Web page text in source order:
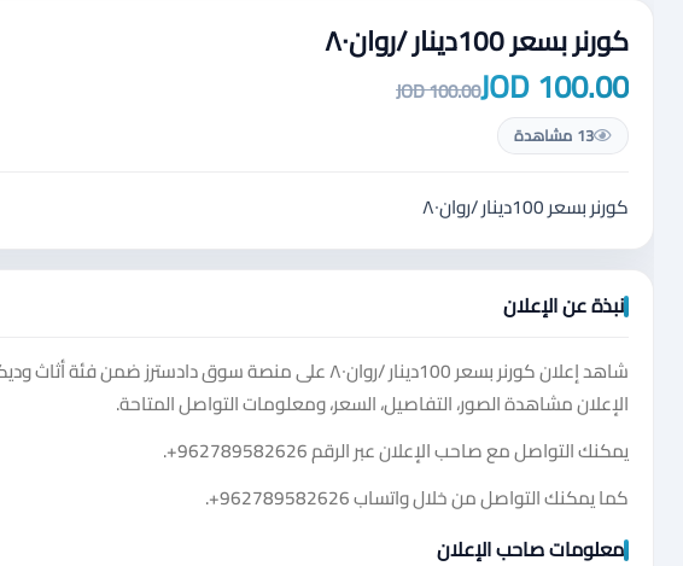
كورنر بسعر 100دينار /روان٨٠
100.00 JOD
100.00 JOD
13 مشاهدة
كورنر بسعر 100دينار /روان٨٠
نبذة عن الإعلان
شاهد إعلان كورنر بسعر 100دينار /روان٨٠ على منصة سوق
الإعلان مشاهدة الصور، التفاصيل، السعر، ومعلومات التواصل المتاحة.
يمكنك التواصل مع صاحب الإعلان عبر الرقم+962789582626
.
كما يمكنك التواصل من خلال واتساب+962789582626
.
معلومات صاحب الإعلان